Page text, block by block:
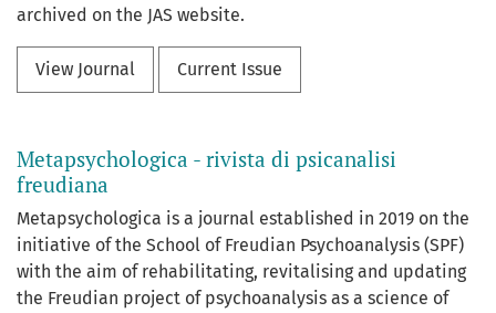
archived on the JAS website.
View Journal Current Issue
Metapsychologica - rivista di psicanalisi
freudiana
Metapsychologica is a journal established in 2019 on the
initiative of the School of Freudian Psychoanalysis (SPF)
with the aim of rehabilitating, revitalising and updating
the Freudian project of psychoanalysis as a science of